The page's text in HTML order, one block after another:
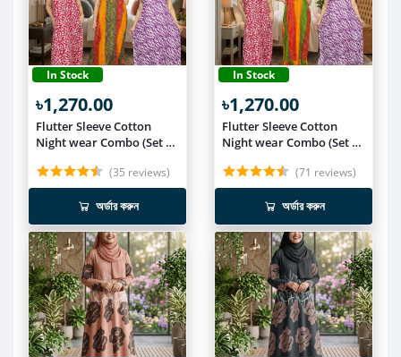
In Stock
৳1,270.00
Flutter Sleeve Cotton
Night wear Combo (Set of
(35 reviews)
অর্ডার করুন
In Stock
৳1,270.00
Flutter Sleeve Cotton
Night wear Combo (Set of
(71 reviews)
অর্ডার করুন